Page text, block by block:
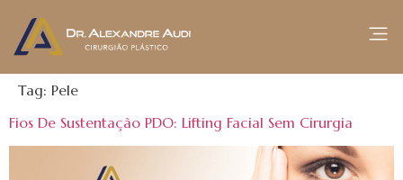
Tag: Pele
Fios De Sustentação PDO: Lifting Facial Sem Cirurgia